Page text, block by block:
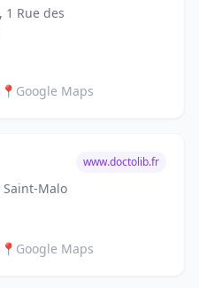
1 Rue des
📍 Google Maps
Saint-Malo
www.doctolib.fr
📍 Google Maps